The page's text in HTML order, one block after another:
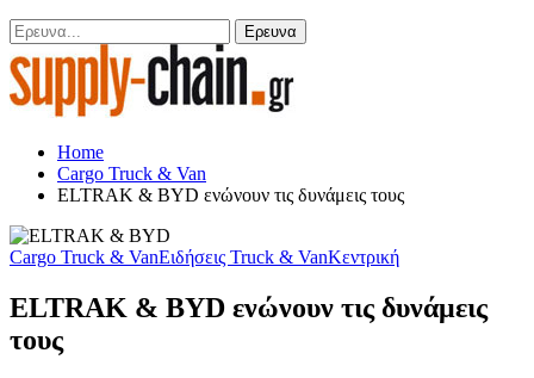
Home
Cargo Truck & Van
ELTRAK & BYD ενώνουν τις δυνάμεις τους
Cargo Truck & VanΕιδήσεις Truck & VanΚεντρική
ELTRAK & BYD ενώνουν τις δυνάμεις
τους